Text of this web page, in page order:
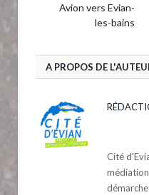
Avion vers Evian-
les-bains
A PROPOS DE
Cité